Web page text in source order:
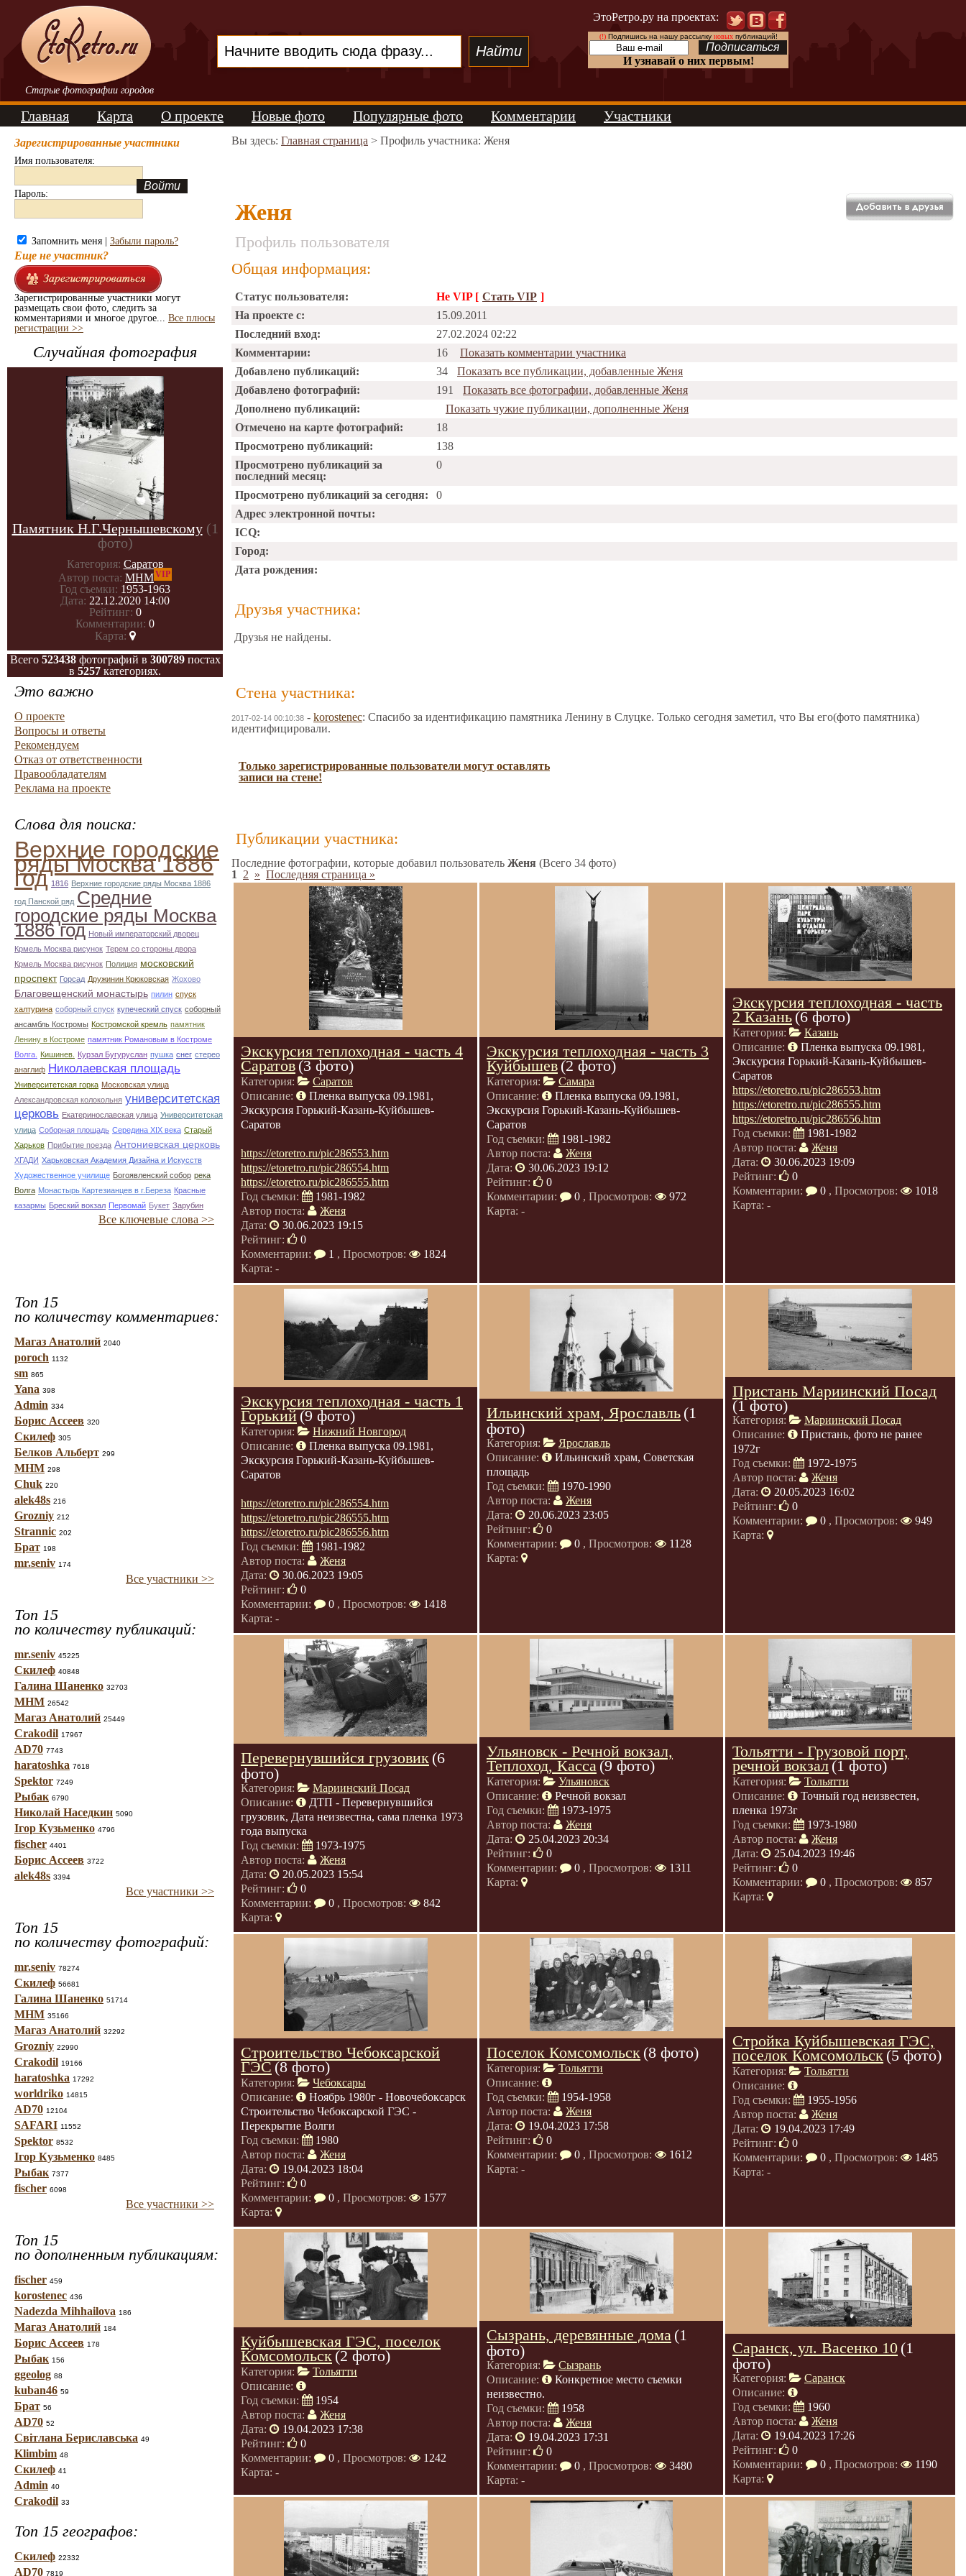
Старые фотографии городов
ЭтоРетро.ру на проектах:
(!)Подпишись на нашу рассылку новыхпубликаций!
И узнавай о них первым!
Главная Карта О проекте Новые фото Популярные фото Комментарии Участники
Зарегистрированные участники
Имя пользователя:
Пароль:
Запомнить меня | Забыли пароль?
Еще не участник?
Зарегистрированные участники могут
размещать свои фото, следить за
комментариями и многое другое... Все плюсы
регистрации >>
Случайная фотография
Памятник Н.Г.Чернышевскому (1
фото)
Категория: Саратов
Автор поста: МНМVIP
Год съемки: 1953-1963
Дата: 22.12.2020 14:00
Рейтинг: 0
Комментарии: 0
Карта:
Всего 523438фотографий в 300789постах
в 5257 категориях.
Это важно
О проекте
Вопросы и ответы
Рекомендуем
Отказ от ответственности
Правообладателям
Реклама на проекте
Слова для поиска:
Верхние городские
ряды Москва 1886
год 1816 Верхние городские ряды Москва 1886
год Панской ряд Средние
городские ряды Москва
1886 год Новый императорский дворец
Крмель Москва рисунок Терем со стороны двора
Крмель Москва рисунок Полиция московский
проспект Горсад Дружинин Крюковская Жохово
Благовещенский монастырь пилин спуск
халтурина соборный спуск купеческий спуск соборный
ансамбль Костромы Костромской кремль памятник
Ленину в Костроме памятник Романовым в Костроме
Волга.
Кишинев. Курзал Бугуруслан пушка снег стерео
анаглиф Николаевская площадь
Университетская горка Московская улица
Александровская колокольня университетская
церковь Екатеринославская улица Университетская
улица Соборная площадь Середина XIX века Старый
Харьков Прибытие поезда Антониевская церковь
ХГАДИ Харьковская Академия Дизайна и Искусств
Художественное училище Богоявленский собор река
Волга Монастырь Картезианцев в г.Береза Красные
казармы Бреский вокзал Первомай Букет Зарубин
Все ключевые слова >>
Топ 15
по количеству комментариев:
Магаз Анатолий 2040
poroch 1132
sm 865
Yana 398
Admin 334
Борис Ассеев 320
Скилеф 305
Белков Альберт 299
МНМ 298
Chuk 220
alek48s 216
Grozniy 212
Strannic 202
Брат 198
mr.seniv 174
Все участники >>
Топ 15
по количеству публикаций:
mr.seniv 45225
Скилеф 40848
Галина Шаненко 32703
МНМ 26542
Магаз Анатолий 25449
Crakodil 17967
AD70 7743
haratoshka 7618
Spektor 7249
Рыбак 6790
Николай Наседкин 5090
Ігор Кузьменко 4796
fischer 4401
Борис Ассеев 3722
alek48s 3394
Все участники >>
Топ 15
по количеству фотографий:
mr.seniv 78274
Скилеф 56681
Галина Шаненко 51714
МНМ 35166
Магаз Анатолий 32292
Grozniy 22990
Crakodil 19166
haratoshka 17292
worldriko 14815
AD70 12104
SAFARI 11552
Spektor 8532
Ігор Кузьменко 8485
Рыбак 7377
fischer 6098
Все участники >>
Топ 15
по дополненным публикациям:
fischer 459
korostenec 436
Nadezda Mihhailova 186
Магаз Анатолий 184
Борис Ассеев 178
Рыбак 156
ggeolog 88
kuban46 59
Брат 56
AD70 52
Світлана Бериславська 49
Klimbim 48
Скилеф 41
Admin 40
Crakodil 33
Топ 15 географов:
Скилеф 22332
AD70 7819
Вы здесь: Главная страница > Профиль участника: Женя
Женя
Профиль пользователя
Общая информация:
Статус пользователя: Не VIP [ Стать VIP ]
На проекте с:
15.09.2011
Последний вход:
27.02.2024 02:22
Комментарии:
16
Показать комментарии участника
Добавлено публикаций:
34
Показать все публикации, добавленные Женя
Добавлено фотографий:
191
Показать все фотографии, добавленные Женя
Дополнено публикаций:
Показать чужие публикации, дополненные Женя
Отмечено на карте фотографий:
18
Просмотрено публикаций:
138
Просмотрено публикаций за
последний месяц:
0
Просмотрено публикаций за сегодня:
0
Адрес электронной почты:
ICQ:
Город:
Дата рождения:
Друзья участника:
Друзья не найдены.
Стена участника:
2017-02-14 00:10:38 - korostenec: Спасибо за идентификацию памятника Ленину в Слуцке. Только сегодня заметил, что Вы его(фото памятника)
идентифицировали.
Только зарегистрированные пользователи могут оставлять
записи на стене!
Публикации участника:
Последние фотографии, которые добавил пользователь Женя (Всего 34 фото)
1
2 » Последняя страница »
Экскурсия теплоходная - часть 4
Саратов(3 фото)
Категория:
Саратов
Описание:
Пленка выпуска 09.1981,
Экскурсия Горький-Казань-Куйбышев-
Саратов
https://etoretro.ru/pic286553.htm
https://etoretro.ru/pic286554.htm
https://etoretro.ru/pic286555.htm
Год съемки:
1981-1982
Автор поста:
Женя
Дата:
30.06.2023 19:15
Рейтинг:
0
Комментарии:
1 , Просмотров:
1824
Карта: -
Экскурсия теплоходная - часть 3
Куйбышев(2 фото)
Категория:
Самара
Описание:
Пленка выпуска 09.1981,
Экскурсия Горький-Казань-Куйбышев-
Саратов
Год съемки:
1981-1982
Автор поста:
Женя
Дата:
30.06.2023 19:12
Рейтинг:
0
Комментарии:
0 , Просмотров:
972
Карта: -
Экскурсия теплоходная - часть
2 Казань(6 фото)
Категория:
Казань
Описание:
Пленка выпуска 09.1981,
Экскурсия Горький-Казань-Куйбышев-
Саратов
https://etoretro.ru/pic286553.htm
https://etoretro.ru/pic286555.htm
https://etoretro.ru/pic286556.htm
Год съемки:
1981-1982
Автор поста:
Женя
Дата:
30.06.2023 19:09
Рейтинг:
0
Комментарии:
0 , Просмотров:
1018
Карта: -
Экскурсия теплоходная - часть 1
Горький(9 фото)
Категория:
Нижний Новгород
Описание:
Пленка выпуска 09.1981,
Экскурсия Горький-Казань-Куйбышев-
Саратов
https://etoretro.ru/pic286554.htm
https://etoretro.ru/pic286555.htm
https://etoretro.ru/pic286556.htm
Год съемки:
1981-1982
Автор поста:
Женя
Дата:
30.06.2023 19:05
Рейтинг:
0
Комментарии:
0 , Просмотров:
1418
Карта: -
Ильинский храм, Ярославль (1
фото)
Категория:
Ярославль
Описание:
Ильинский храм, Советская
площадь
Год съемки:
1970-1990
Автор поста:
Женя
Дата:
20.06.2023 23:05
Рейтинг:
0
Комментарии:
0 , Просмотров:
1128
Карта:
Пристань Мариинский Посад
(1 фото)
Категория:
Мариинский Посад
Описание:
Пристань, фото не ранее
1972г
Год съемки:
1972-1975
Автор поста:
Женя
Дата:
20.05.2023 16:02
Рейтинг:
0
Комментарии:
0 , Просмотров:
949
Карта:
Перевернувшийся грузовик (6
фото)
Категория:
Мариинский Посад
Описание:
ДТП - Перевернувшийся
грузовик, Дата неизвестна, сама пленка 1973
года выпуска
Год съемки:
1973-1975
Автор поста:
Женя
Дата:
20.05.2023 15:54
Рейтинг:
0
Комментарии:
0 , Просмотров:
842
Карта:
Ульяновск - Речной вокзал,
Теплоход, Касса(9 фото)
Категория:
Ульяновск
Описание:
Речной вокзал
Год съемки:
1973-1975
Автор поста:
Женя
Дата:
25.04.2023 20:34
Рейтинг:
0
Комментарии:
0 , Просмотров:
1311
Карта:
Тольятти - Грузовой порт,
речной вокзал(1 фото)
Категория:
Тольятти
Описание:
Точный год неизвестен,
пленка 1973г
Год съемки:
1973-1980
Автор поста:
Женя
Дата:
25.04.2023 19:46
Рейтинг:
0
Комментарии:
0 , Просмотров:
857
Карта:
Строительство Чебоксарской
ГЭС(8 фото)
Категория:
Чебоксары
Описание:
Ноябрь 1980г - Новочебоксарск
Строительство Чебоксарской ГЭС -
Перекрытие Волги
Год съемки:
1980
Автор поста:
Женя
Дата:
19.04.2023 18:04
Рейтинг:
0
Комментарии:
0 , Просмотров:
1577
Карта:
Поселок Комсомольск (8 фото)
Категория:
Тольятти
Описание:
Год съемки:
1954-1958
Автор поста:
Женя
Дата:
19.04.2023 17:58
Рейтинг:
0
Комментарии:
0 , Просмотров:
1612
Карта: -
Стройка Куйбышевская ГЭС,
поселок Комсомольск(5 фото)
Категория:
Тольятти
Описание:
Год съемки:
1955-1956
Автор поста:
Женя
Дата:
19.04.2023 17:49
Рейтинг:
0
Комментарии:
0 , Просмотров:
1485
Карта: -
Куйбышевская ГЭС, поселок
Комсомольск(2 фото)
Категория:
Тольятти
Описание:
Год съемки:
1954
Автор поста:
Женя
Дата:
19.04.2023 17:38
Рейтинг:
0
Комментарии:
0 , Просмотров:
1242
Карта: -
Сызрань, деревянные дома (1
фото)
Категория:
Сызрань
Описание:
Конкретное место съемки
неизвестно.
Год съемки:
1958
Автор поста:
Женя
Дата:
19.04.2023 17:31
Рейтинг:
0
Комментарии:
0 , Просмотров:
3480
Карта: -
Саранск, ул. Васенко 10 (1
фото)
Категория:
Саранск
Описание:
Год съемки:
1960
Автор поста:
Женя
Дата:
19.04.2023 17:26
Рейтинг:
0
Комментарии:
0 , Просмотров:
1190
Карта: